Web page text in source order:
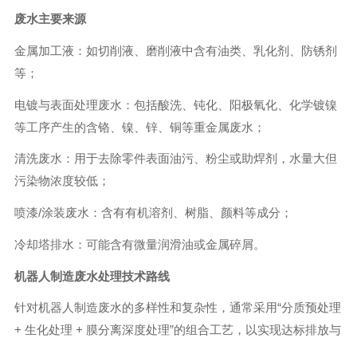
废水主要来源
金属加工液：如切削液、磨削液中含有油类、乳化剂、防锈剂
等；
电镀与表面处理废水：包括酸洗、钝化、阳极氧化、化学镀镍
等工序产生的含铬、镍、锌、铜等重金属废水；
清洗废水：用于去除零件表面油污、粉尘或助焊剂，水量大但
污染物浓度较低；
喷漆/涂装废水：含有有机溶剂、树脂、颜料等成分；
冷却塔排水：可能含有微量润滑油或金属碎屑。
机器人制造废水处理技术路线
针对机器人制造废水的多样性和复杂性，通常采用“分质预处理
+ 生化处理 + 膜分离深度处理”的组合工艺，以实现达标排放与